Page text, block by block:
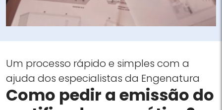
Um processo rápido e simples com a
ajuda dos especialistas da Engenatura
Como pedir a emissão do